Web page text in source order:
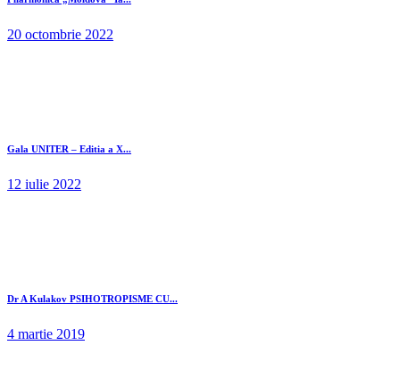
20 octombrie 2022
Gala UNITER – Editia a X...
12 iulie 2022
Dr A Kulakov PSIHOTROPISME CU...
4 martie 2019